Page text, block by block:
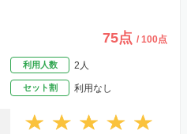
75点 / 100点
利用人数 2人
セット割 利用なし